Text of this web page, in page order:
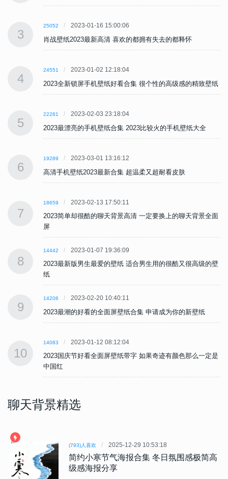
3
25052 2023-01-16 15:00:06
肖战壁纸2023最新高清 喜欢的都拥有失去的都释怀
4
24551 2023-01-02 12:18:04
2023全新锁屏手机壁纸好看合集 很个性的高级感的精致壁纸
5
22281 2023-02-03 23:18:04
2023最漂亮的手机壁纸合集 2023比较火的手机壁纸大全
6
19289 2023-03-01 13:16:12
高清手机壁纸2023最新合集 超温柔又超耐看皮肤
7
18659 2023-02-13 17:50:11
2023简单却很酷的聊天背景高清 一定要换上的聊天背景全面
屏
8
14442 2023-01-07 19:36:09
2023最新版男生最爱的壁纸 适合男生用的很酷又很高级的壁
纸
9
14206 2023-02-20 10:40:11
2023最潮的好看的全面屏壁纸合集 申请成为你的新壁纸
10
14083 2023-01-12 08:12:04
2023国庆节好看全面屏壁纸带字 如果奇迹有颜色那么一定是
中国红
聊天背景精选
(793)人喜欢 2025-12-29 10:53:18
简约小寒节气海报合集 冬日氛围感极简高
级感海报分享